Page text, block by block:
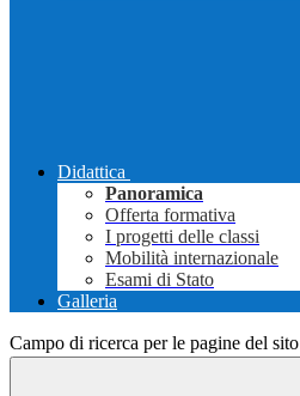
Didattica
Panoramica
Offerta formativa
I progetti delle classi
Mobilità internazionale
Esami di Stato
Galleria
Campo di ricerca per le pagine del sito